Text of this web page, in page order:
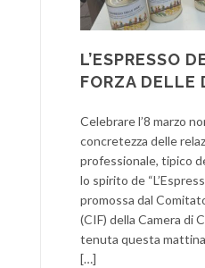
L’ESPRESSO
FORZA DELLE
Celebrare l’8 marzo
concretezza delle
professionale, tipico
lo spirito de
promossa dal
(CIF) della Camera di
tenuta questa
[…]